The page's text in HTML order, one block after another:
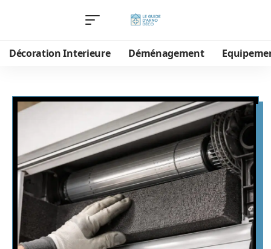
Décoration Interieure Déménagement